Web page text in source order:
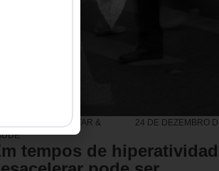
BEM-ESTAR &
24 DE DEZEMBRO
tempos de